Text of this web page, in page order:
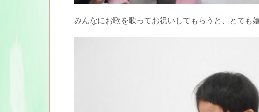
みんなにお歌を歌ってお祝いしてもらうと、とても